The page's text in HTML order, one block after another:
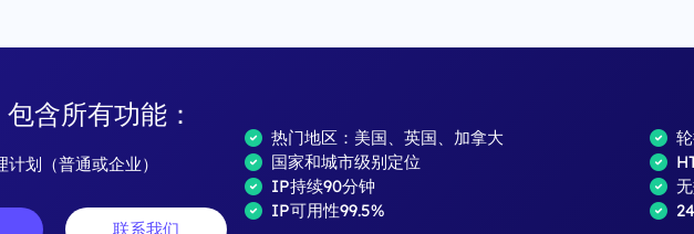
含所有功能：
划（普通或企业）
联系我们
热门地区：美国、英国、加拿大
国家和城市级别定位
IP持续90分钟
IP可用性99.5%